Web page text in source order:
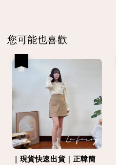
您可能也喜歡
｜現貨快速出貨｜正韓簡